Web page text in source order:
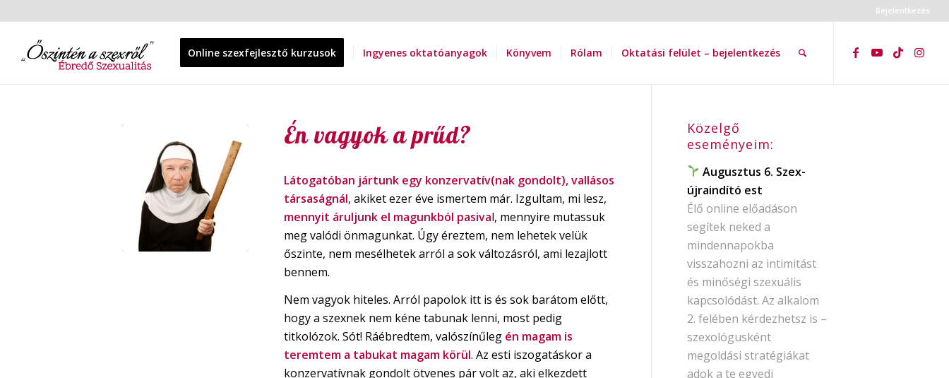
Bejelentkezés
Online szexfejlesztő kurzusok Ingyenes oktatóanyagok Könyvem Rólam Oktatási felület – bejelentkezés
Én vagyok a prűd?
Látogatóban jártunk egy konzervatív(nak gondolt), vallásos
társaságnál, akiket ezer éve ismertem már. Izgultam, mi lesz,
mennyit áruljunk el magunkból pasival, mennyire mutassuk
meg valódi önmagunkat. Úgy éreztem, nem lehetek velük
őszinte, nem mesélhetek arról a sok változásról, ami lezajlott
bennem.
Nem vagyok hiteles. Arról papolok itt is és sok barátom előtt,
hogy a szexnek nem kéne tabunak lenni, most pedig
titkolózok. Sót! Ráébredtem, valószínűleg én magam is
teremtem a tabukat magam körül. Az esti iszogatáskor a
konzervatívnak gondolt ötvenes pár volt az, aki elkezdett
Közelgő
eseményeim:
Augusztus 6. Szex-
újraindító est
Élő online előadáson
segítek neked a
mindennapokba
visszahozni az intimitást
és minőségi szexuális
kapcsolódást. Az alkalom
2. felében kérdezhetsz is –
szexológusként
megoldási stratégiákat
adok a te egyedi